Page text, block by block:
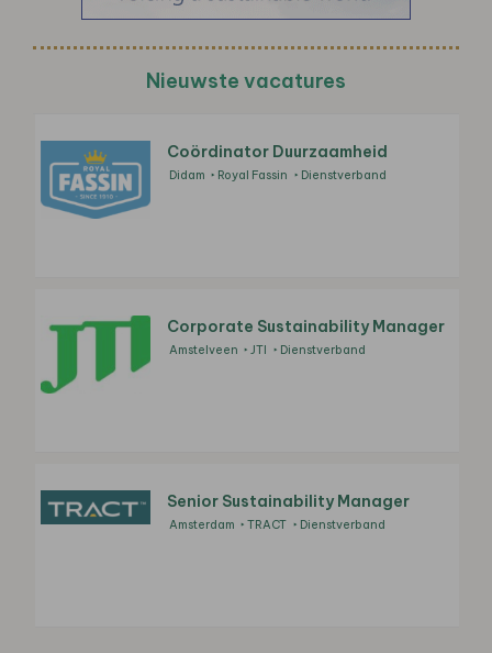
Nieuwste vacatures
Coördinator Duurzaamheid
Didam Royal Fassin Dienstverband
Corporate Sustainability Manager
Amstelveen JTI Dienstverband
Senior Sustainability Manager
Amsterdam TRACT Dienstverband